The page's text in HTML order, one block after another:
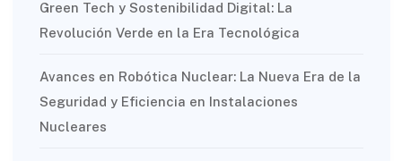
Green Tech y Sostenibilidad Digital: La
Revolución Verde en la Era Tecnológica
Avances en Robótica Nuclear: La Nueva Era de la
Seguridad y Eficiencia en Instalaciones
Nucleares